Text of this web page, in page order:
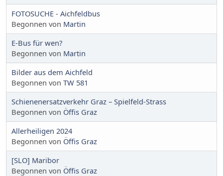
FOTOSUCHE - Aichfeldbus
Begonnen von Martin
E-Bus für wen?
Begonnen von Martin
Bilder aus dem Aichfeld
Begonnen von TW 581
Schienenersatzverkehr Graz – Spielfeld-Strass
Begonnen von Öffis Graz
Allerheiligen 2024
Begonnen von Öffis Graz
[SLO] Maribor
Begonnen von Öffis Graz